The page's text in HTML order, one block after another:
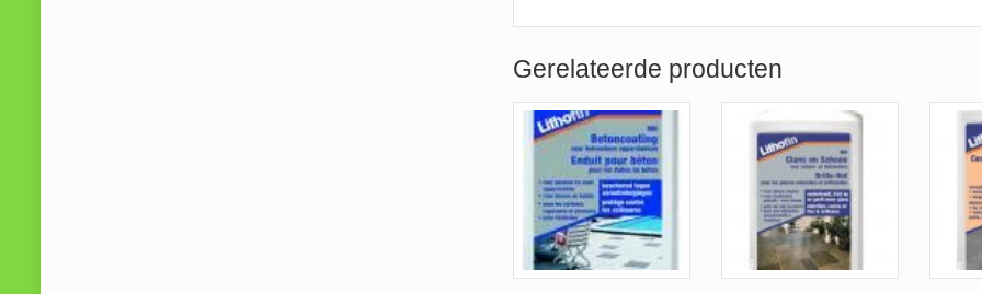
Gerelateerde producten